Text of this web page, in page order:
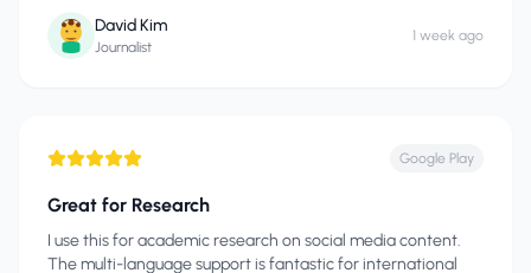
David Kim
Journalist
1 week ago
Google Play
Great for Research
I use this for academic research on social media content.
The multi-language support is fantastic for international